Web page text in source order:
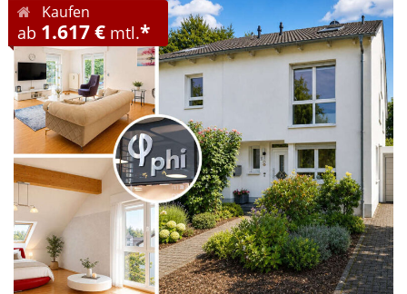
Kaufen
ab 1.617 € mtl.*